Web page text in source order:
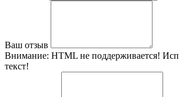
Ваш отзыв
Внимание: HTML не поддерживается!
текст!